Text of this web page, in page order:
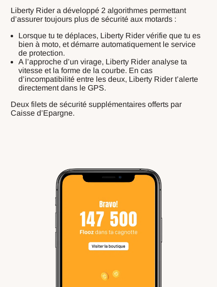
Liberty Rider a développé 2 algorithmes permettant
d’assurer toujours plus de sécurité aux motards :
Lorsque tu te déplaces, Liberty Rider vérifie que tu es
bien à moto, et démarre automatiquement le service
de protection.
A l’approche d’un virage, Liberty Rider analyse ta
vitesse et la forme de la courbe. En cas
d’incompatibilité entre les deux, Liberty Rider t’alerte
directement dans le GPS.
Deux filets de sécurité supplémentaires offerts par
Caisse d’Epargne.